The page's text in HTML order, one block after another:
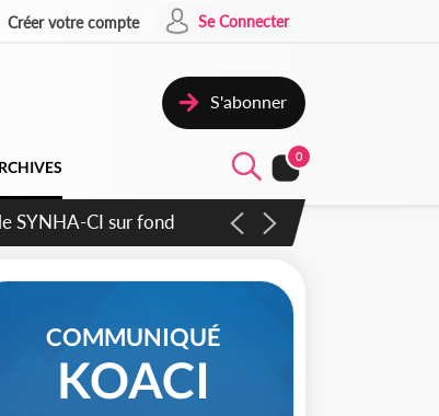
Créer votre compte Se Connecter
S'abonner
0
plus apaisé
COMMUNIQUÉ
KOACI